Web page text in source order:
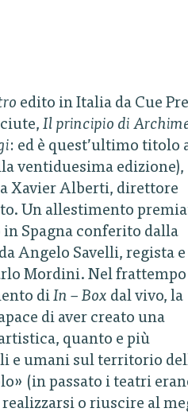
edito in Italia da Cue
Il principio di
: ed è quest’ultimo titolo
ventiduesima edizione),
Xavier Alberti, direttore
Un allestimento
Spagna conferito dalla
Angelo Savelli, regista e
Mordini. Nel frattempo
di In – Box dal vivo, la
di aver creato una
quanto e più
e umani sul territorio
(in passato i teatri
o riuscire al